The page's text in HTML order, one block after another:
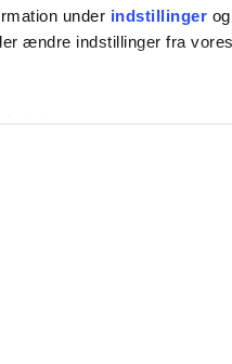
under indstillinger
ændre indstillinger fra
indhold og annoncer,
har givet dem, eller som de
